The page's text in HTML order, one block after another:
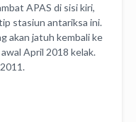
APAS di sisi kiri,
stasiun antariksa ini.
akan jatuh kembali ke
April 2018 kelak.